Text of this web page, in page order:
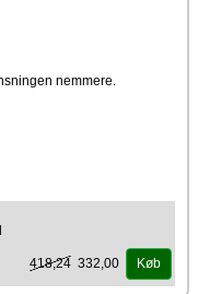
nemmere.
418,24 332,00 Køb